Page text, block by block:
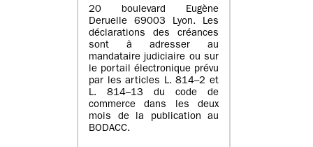
20 boulevard Eugène
Deruelle 69003 Lyon. Les
déclarations des créances
sont à adresser au
mandataire judiciaire ou sur
le portail électronique prévu
par les articles L. 814–2 et
L. 814–13 du code de
commerce dans les deux
mois de la publication au
BODACC.